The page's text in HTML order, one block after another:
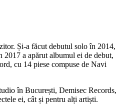
Și-a făcut debutul solo în 2014,
2017 a apărut albumul ei de debut,
cu 14 piese compuse de Navi
în București, Demisec Records,
ei, cât și pentru alți artiști.